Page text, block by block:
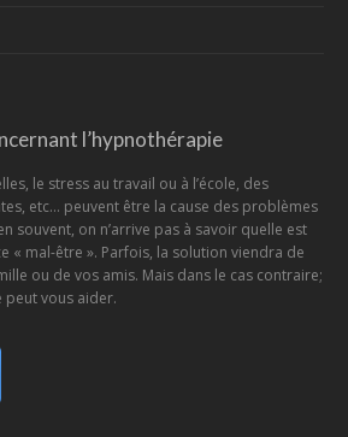
l’hypnothérapie
le stress au travail ou à l’école, des
etc… peuvent être la cause des problèmes
souvent, on n’arrive pas à savoir quelle est
« mal-être ». Parfois, la solution viendra de
ou de vos amis. Mais dans le cas contraire;
peut vous aider.